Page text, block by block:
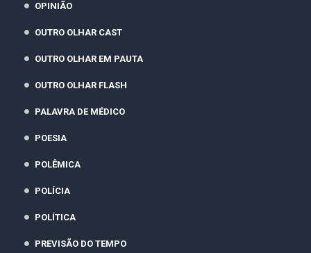
OPINIÃO
OUTRO OLHAR CAST
OUTRO OLHAR EM PAUTA
OUTRO OLHAR FLASH
PALAVRA DE MÉDICO
POESIA
POLÊMICA
POLÍCIA
POLÍTICA
PREVISÃO DO TEMPO